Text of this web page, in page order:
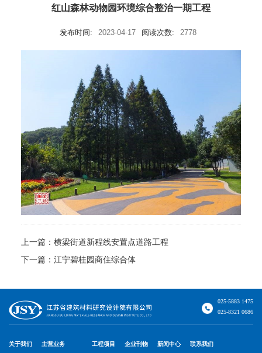
红山森林动物园环境综合整治一期工程
发布时间: 2023-04-17 阅读次数: 2778
上一篇： 横梁街道新程线安置点道路工程
下一篇： 江宁碧桂园商住综合体
025-5883 1475
025-8321 0686
关于我们 主营业务 工程项目 企业刊物 新闻中心 联系我们